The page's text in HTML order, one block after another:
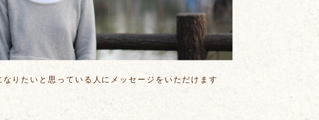
りたいと思っている人にメッセージをいただけます